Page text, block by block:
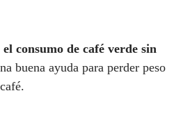
el consumo de café verde sin
buena ayuda para perder peso